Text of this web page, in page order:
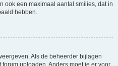
ook een maximaal aantal smilies, dat in
hebben.
Als de beheerder bijlagen
uploaden. Anders moet je er voor